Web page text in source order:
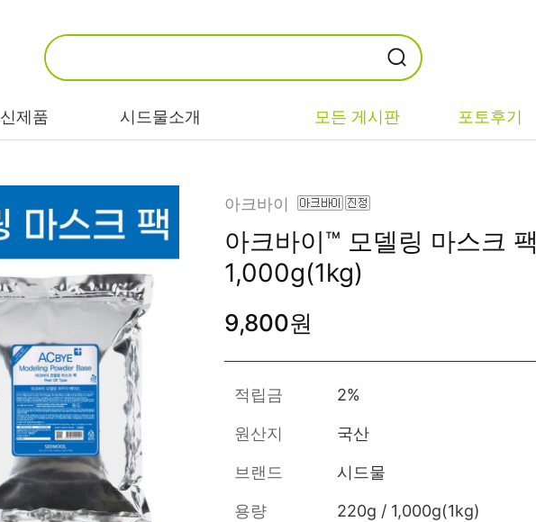
신제품 시드물소개 모든 게시판 포토후기
비누/클렌징
마스크/팩/필링
스킨/토너/미스
트
앰플/에센스/세
럼
수분젤/에센셜
로션
크림
기능/고민별
트러블/시카
민감/건조/속당
안티에이징/주
성분별
EGF/FGF/IGF
콜라겐
히알루론산
병풀/센텔라
판테놀
레티놀
녹차/EGCG
건성
복합성
아크바이
아크바이™ 모델링 마스크 팩
1,000g(1kg)
9,800원
적립금 2%
원산지 국산
브랜드 시드물
용량 220g / 1,000g(1kg)